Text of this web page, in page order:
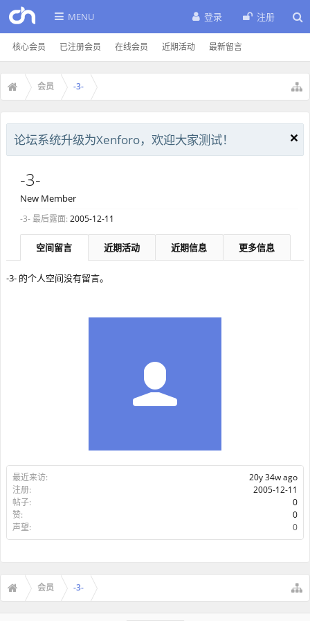
MENU
核心会员 已注册会员 在线会员 近期活动 最新留言
登录 注册
会员 -3-
论坛系统升级为Xenforo，欢迎大家测试！
最近来访:
20y 34w ago
注册:
2005-12-11
帖子:
0
赞:
0
声望:
0
-3-
New Member
-3- 最后露面: 2005-12-11
空间留言 近期活动 近期信息 更多信息
-3- 的个人空间没有留言。
会员 -3-